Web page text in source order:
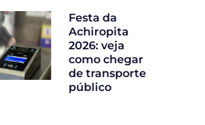
Festa da
Achiropita
2026: veja
como chegar
de transporte
público